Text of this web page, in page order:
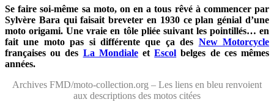
Se faire soi-même sa moto, on en a tous rêvé à commencer par
Sylvère Bara qui faisait breveter en 1930 ce plan génial d’une
moto origami. Une vraie en tôle pliée suivant les pointillés… en
fait une moto pas si différente que ça des New Motorcycle
françaises ou des La MondialeetEscol belges de ces mêmes
années.
Archives FMD/moto-collection.org – Les liens en bleu renvoient
aux descriptions des motos citées